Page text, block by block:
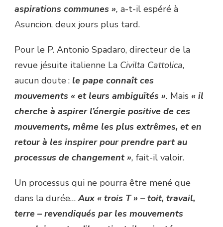
aspirations communes », a-t-il espéré à
Asuncion, deux jours plus tard.
Pour le P. Antonio Spadaro, directeur de la
revue jésuite italienne La Civilta Cattolica,
aucun doute : le pape connaît ces
mouvements « et leurs ambiguïtés ». Mais « il
cherche à aspirer l’énergie positive de ces
mouvements, même les plus extrêmes, et en
retour à les inspirer pour prendre part au
processus de changement », fait-il valoir.
Un processus qui ne pourra être mené que
dans la durée…Aux « trois T » – toit, travail,
terre – revendiqués par les mouvements